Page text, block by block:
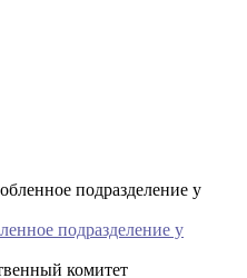
подразделение у